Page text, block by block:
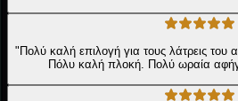
"Πολύ καλή επιλογή για τους λάτρεις του
Πόλυ καλή πλοκή. Πολύ ωραία